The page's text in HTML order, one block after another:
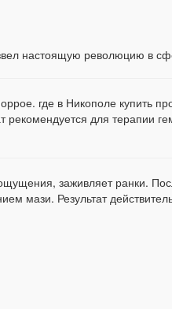
настоящую революцию в
где в Никополе купить
рекомендуется для
заживляет ранки.
мази. Результат